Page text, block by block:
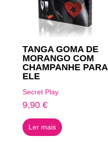
TANGA GOMA DE
MORANGO COM
CHAMPANHE PARA
ELE
Secret Play
9,90 €
Ler mais